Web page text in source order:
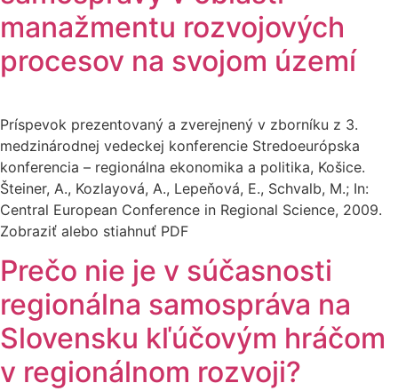
manažmentu rozvojových
procesov na svojom území
Príspevok prezentovaný a zverejnený v zborníku z 3.
medzinárodnej vedeckej konferencie Stredoeurópska
konferencia – regionálna ekonomika a politika, Košice.
Šteiner, A., Kozlayová, A., Lepeňová, E., Schvalb, M.; In:
Central European Conference in Regional Science, 2009.
Zobraziť alebo stiahnuť PDF
Prečo nie je v súčasnosti
regionálna samospráva na
Slovensku kľúčovým hráčom
v regionálnom rozvoji?